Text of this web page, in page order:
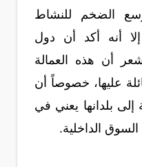
الضخم للنشاط
إلا أنه أكد أن دول
أن هذه العمالة
عليها، خصوصاً أن
إلى بلدانها يعني في
السوق الداخلية.